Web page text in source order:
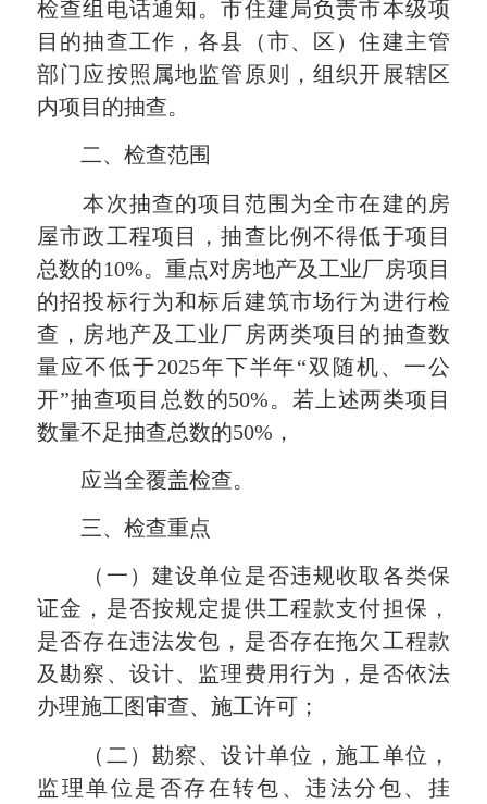
检查组电话通知。市住建局负责市本级项
目的抽查工作，各县（市、区）住建主管
部门应按照属地监管原则，组织开展辖区
内项目的抽查。
二、检查范围
本次抽查的项目范围为全市在建的房
屋市政工程项目，抽查比例不得低于项目
总数的10%。重点对房地产及工业厂房项目
的招投标行为和标后建筑市场行为进行检
查，房地产及工业厂房两类项目的抽查数
量应不低于2025年下半年“双随机、一公
开”抽查项目总数的50%。若上述两类项目
数量不足抽查总数的50%，
应当全覆盖检查。
三、检查重点
（一）建设单位是否违规收取各类保
证金，是否按规定提供工程款支付担保，
是否存在违法发包，是否存在拖欠工程款
及勘察、设计、监理费用行为，是否依法
办理施工图审查、施工许可；
（二）勘察、设计单位，施工单位，
监理单位是否存在转包、违法分包、挂